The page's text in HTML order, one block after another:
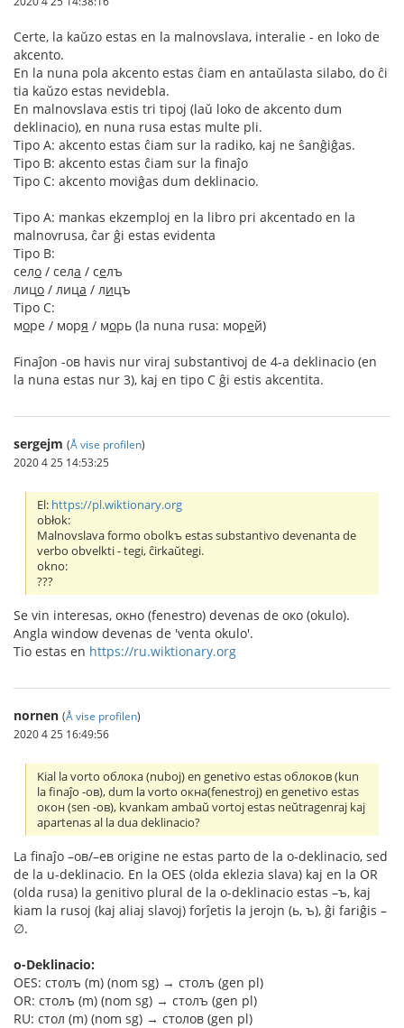
Certe, la kaŭzo estas en la malnovslava, interalie - en loko de
akcento.
En la nuna pola akcento estas ĉiam en antaŭlasta silabo, do ĉi
tia kaŭzo estas nevidebla.
En malnovslava estis tri tipoj (laŭ loko de akcento dum
deklinacio), en nuna rusa estas multe pli.
Tipo A: akcento estas ĉiam sur la radiko, kaj ne ŝanĝiĝas.
Tipo B: akcento estas ĉiam sur la finaĵo
Tipo C: akcento moviĝas dum deklinacio.
Tipo A: mankas ekzemploj en la libro pri akcentado en la
malnovrusa, ĉar ĝi estas evidenta
Tipo B:
село / села / селъ
лицо / лица / лицъ
Tipo C:
море / моря / морь (la nuna rusa: морей)
Finaĵon -ов havis nur viraj substantivoj de 4-a deklinacio (en
la nuna estas nur 3), kaj en tipo C ĝi estis akcentita.
sergejm (Å vise profilen)
2020 4 25 14:53:25
El: https://pl.wiktionary.org
obłok:
Malnovslava formo obolkъ estas substantivo devenanta de
verbo obvelkti - tegi, ĉirkaŭtegi.
okno:
???
Se vin interesas, окно (fenestro) devenas de око (okulo).
Angla window devenas de 'venta okulo'.
Tio estas en https://ru.wiktionary.org
nornen (Å vise profilen)
2020 4 25 16:49:56
Kial la vorto облока (nuboj) en genetivo estas облоков (kun
la finaĵo -ов), dum la vorto окна(fenestroj) en genetivo estas
окон (sen -ов), kvankam ambaŭ vortoj estas neŭtragenraj kaj
apartenas al la dua deklinacio?
La finaĵo –ов/–ев origine ne estas parto de la o-deklinacio, sed
de la u-deklinacio. En la OES (olda eklezia slava) kaj en la OR
(olda rusa) la genitivo plural de la o-deklinacio estas –ъ, kaj
kiam la rusoj (kaj aliaj slavoj) forĵetis la jerojn (ь, ъ), ĝi fariĝis –
∅.
o-Deklinacio:
OES: столъ (m) (nom sg) → столъ (gen pl)
OR: столъ (m) (nom sg) → столъ (gen pl)
RU: стол (m) (nom sg) → столов (gen pl)